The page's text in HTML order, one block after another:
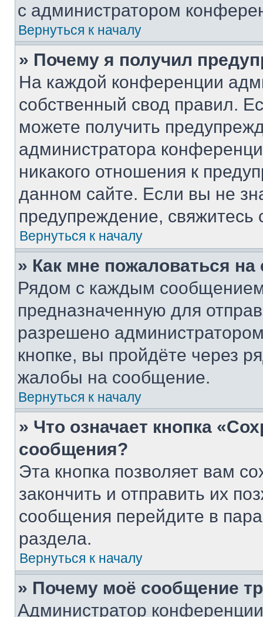
с администратором
Вернуться к началу
» Почему я получил
На каждой конференции
собственный свод правил.
можете получить
администратора
никакого отношения к
данном сайте. Если вы не
предупреждение,
Вернуться к началу
» Как мне пожаловаться
Рядом с каждым сообщением
предназначенную для
разрешено
кнопке, вы пройдёте через
жалобы на сообщение.
Вернуться к началу
» Что означает кнопка
сообщения?
Эта кнопка позволяет вам
закончить и отправить их
сообщения перейдите в
раздела.
Вернуться к началу
» Почему моё сообщение
Администратор